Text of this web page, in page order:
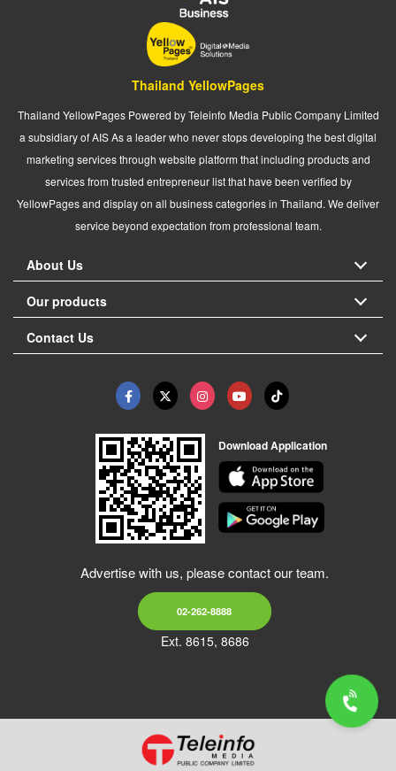
Thailand YellowPages
Thailand YellowPages Powered by Teleinfo Media Public Company Limited
a subsidiary of AIS As a leader who never stops developing the best digital
marketing services through website platform that including products and
services from trusted entrepreneur list that have been verified by
YellowPages and display on all business categories in Thailand. We deliver
service beyond expectation from professional team.
About Us
Our products
Contact Us
Download Application
Advertise with us, please contact our team.
02-262-8888
Ext. 8615, 8686